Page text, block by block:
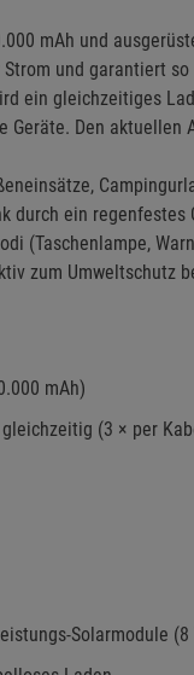
mAh und
und garantiert
ein gleichzeitiges
Geräte. Den
durch ein
(Taschenlampe,
zum Umweltschutz
mAh)
(3 × per
Solarmodule (8